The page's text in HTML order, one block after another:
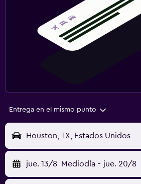
Entrega en el mismo punto
Houston, TX, Estados Unidos
jue. 13/8 Mediodía - jue. 20/8